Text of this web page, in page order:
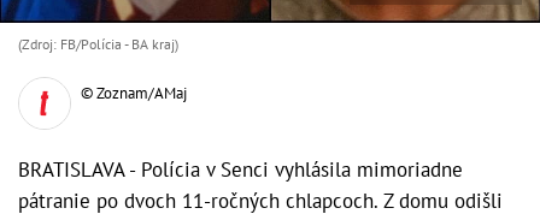
(Zdroj: FB/Polícia - BA kraj)
© Zoznam/AMaj
BRATISLAVA - Polícia v Senci vyhlásila mimoriadne
pátranie po dvoch 11-ročných chlapcoch. Z domu odišli